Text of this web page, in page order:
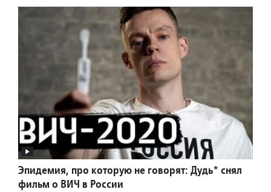
Эпидемия, про которую не говорят: Дудь* снял
фильм о ВИЧ в России